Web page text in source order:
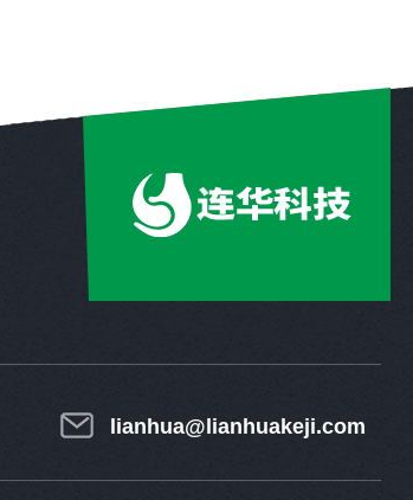
lianhua@lianhuakeji.com